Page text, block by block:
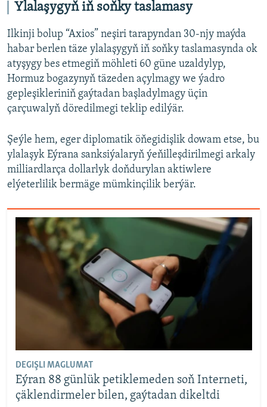
Ylalaşygyň iň soňky taslamasy
Ilkinji bolup “Axios” neşiri tarapyndan 30-njy maýda
habar berlen täze ylalaşygyň iň soňky taslamasynda ok
atyşygy bes etmegiň möhleti 60 güne uzaldylyp,
Hormuz bogazynyň täzeden açylmagy we ýadro
gepleşikleriniň gaýtadan başladylmagy üçin
çarçuwalyň döredilmegi teklip edilýär.
Şeýle hem, eger diplomatik öňegidişlik dowam etse, bu
ylalaşyk Eýrana sanksiýalaryň ýeňilleşdirilmegi arkaly
milliardlarça dollarlyk doňdurylan aktiwlere
elýeterlilik bermäge mümkinçilik berýär.
DEGIŞLI MAGLUMAT
Eýran 88 günlük petiklemeden soň Interneti,
çäklendirmeler bilen, gaýtadan dikeltdi